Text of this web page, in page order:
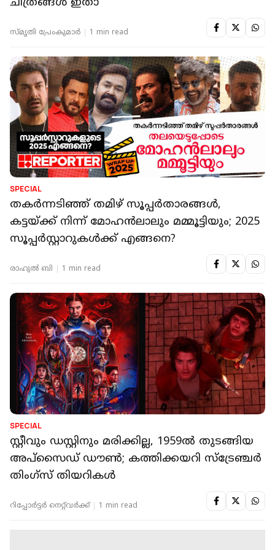
സ്മൃതി പ്രേംകുമാര്‍ 1 min read
SPECIAL
തകർന്നടിഞ്ഞ് തമിഴ് സൂപ്പർതാരങ്ങൾ,
കട്ടയ്ക്ക് നിന്ന് മോഹൻലാലും മമ്മൂട്ടിയും; 2025
സൂപ്പർസ്റ്റാറുകൾക്ക് എങ്ങനെ?
രാഹുൽ ബി 1 min read
SPECIAL
സ്റ്റീവും ഡസ്റ്റിനും മരിക്കില്ല, 1959ൽ തുടങ്ങിയ
അപ്‌സൈഡ് ഡൗൺ; കത്തിക്കയറി സ്‌ട്രേഞ്ചർ
തിംഗ്‌സ് തിയറികൾ
റിപ്പോർട്ടർ നെറ്റ്‌വര്‍ക്ക്‌ 1 min read